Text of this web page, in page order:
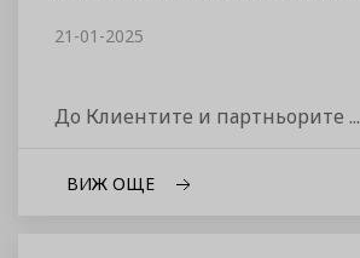
21-01-2025
До Клиентите и партньорите ...
ВИЖ ОЩЕ